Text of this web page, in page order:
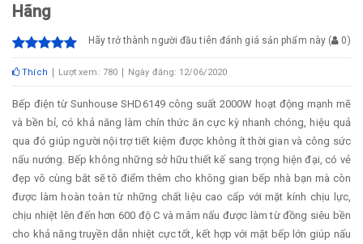
Hãng
Hãy trở thành người đầu tiên đánh giá sản phẩm này ( 0)
Thích Lượt xem: 780 Ngày đăng: 12/06/2020
Bếp điện từ Sunhouse SHD6149 công suất 2000W hoạt động mạnh mẽ
và bền bỉ, có khả năng làm chín thức ăn cực kỳ nhanh chóng, hiệu quả
qua đó giúp người nội trợ tiết kiệm được không ít thời gian và công sức
nấu nướng. Bếp không những sở hữu thiết kế sang trọng hiện đại, có vẻ
đẹp vô cùng bắt sẽ tô điểm thêm cho không gian bếp nhà bạn mà còn
được làm hoàn toàn từ những chất liệu cao cấp với mặt kính chịu lực,
chịu nhiệt lên đến hơn 600 độ C và mâm nấu được làm từ đồng siêu bền
cho khả năng truyền dẫn nhiệt cực tốt, kết hợp với mặt bếp lớn giúp nấu